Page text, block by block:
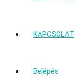
KAPCSOLAT
Belépés